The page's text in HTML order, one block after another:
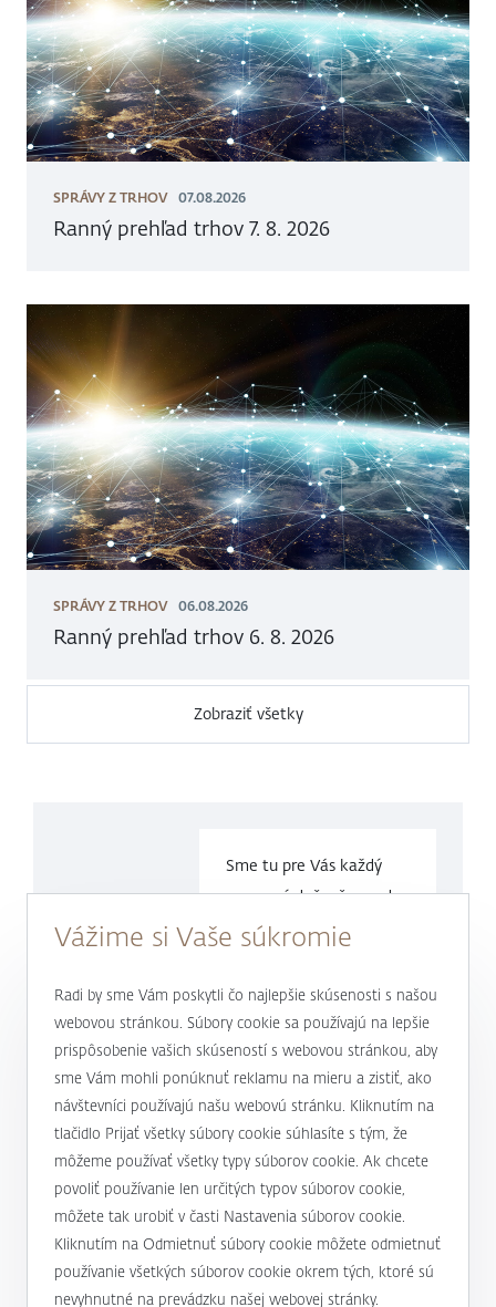
SPRÁVY Z TRHOV 07.08.2026
Ranný prehľad trhov 7. 8. 2026
SPRÁVY Z TRHOV 06.08.2026
Ranný prehľad trhov 6. 8. 2026
Zobraziť všetky
Sme tu pre Vás každý
pracovný deň v časeod
9.00 do17.00 hod.
0800 900 500
alebo +421 232 607 187
J&T BANKA
Kto sme
Magazín Magnus
Užitočné informácie
Úrokové sadzby a poplatky
Vážime si Vaše súkromie
Radi by sme Vám poskytli čo najlepšie skúsenosti s našou
webovou stránkou. Súbory cookie sa používajú na lepšie
prispôsobenie vašich skúseností s webovou stránkou, aby
sme Vám mohli ponúknuť reklamu na mieru a zistiť, ako
návštevníci používajú našu webovú stránku. Kliknutím na
tlačidlo Prijať všetky súbory cookie súhlasíte s tým, že
môžeme používať všetky typy súborov cookie. Ak chcete
povoliť používanie len určitých typov súborov cookie,
môžete tak urobiť v časti Nastavenia súborov cookie.
Kliknutím na Odmietnuť súbory cookie môžete odmietnuť
používanie všetkých súborov cookie okrem tých, ktoré sú
nevyhnutné na prevádzku našej webovej stránky.